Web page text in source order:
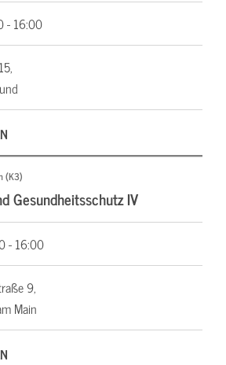
- 16:00
(K3)
Gesundheitsschutz IV
- 16:00
9,
Main